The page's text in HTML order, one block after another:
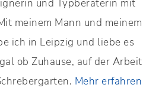
und Typberaterin mit
meinem Mann und meinem
ich in Leipzig und liebe es
ob Zuhause, auf der Arbeit
Mehr erfahren